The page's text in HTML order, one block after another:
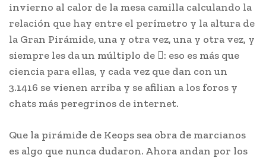
invierno al calor de la mesa camilla calculando la
relación que hay entre el perímetro y la altura de
la Gran Pirámide, una y otra vez, una y otra vez, y
siempre les da un múltiplo de : eso es más que
ciencia para ellas, y cada vez que dan con un
3.1416 se vienen arriba y se afilian a los foros y
chats más peregrinos de internet.
Que la pirámide de Keops sea obra de marcianos
es algo que nunca dudaron. Ahora andan por los